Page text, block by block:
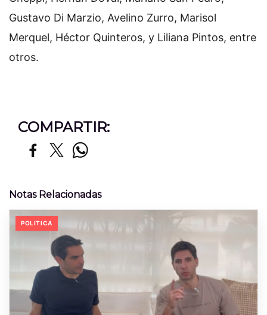
Gustavo Di Marzio, Avelino Zurro, Marisol
Merquel, Héctor Quinteros, y Liliana Pintos, entre
otros.
COMPARTIR:
Notas Relacionadas
POLITICA